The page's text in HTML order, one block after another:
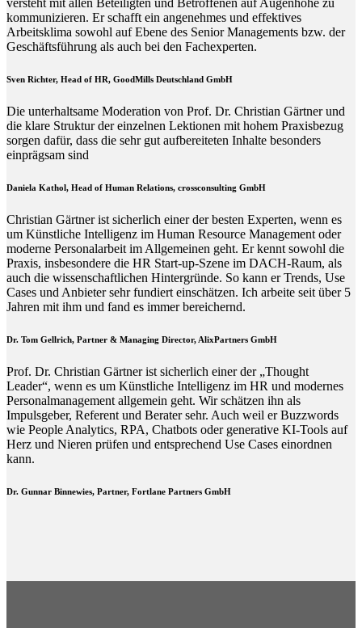
versteht mit allen Beteiligten und Betroffenen auf Augenhöhe zu
kommunizieren. Er schafft ein angenehmes und effektives
Arbeitsklima sowohl auf Ebene des Senior Managements bzw. der
Geschäftsführung als auch bei den Fachexperten.
Sven Richter, Head of HR, GoodMills Deutschland GmbH
Die unterhaltsame Moderation von Prof. Dr. Christian Gärtner und
die klare Struktur der einzelnen Lektionen mit hohem Praxisbezug
sorgen dafür, dass die sehr gut aufbereiteten Inhalte besonders
einprägsam sind
Daniela Kathol, Head of Human Relations, crossconsulting GmbH
Christian Gärtner ist sicherlich einer der besten Experten, wenn es
um Künstliche Intelligenz im Human Resource Management oder
moderne Personalarbeit im Allgemeinen geht. Er kennt sowohl die
Praxis, insbesondere die HR Start-up-Szene im DACH-Raum, als
auch die wissenschaftlichen Hintergründe. So kann er Trends, Use
Cases und Anbieter sehr fundiert einschätzen. Ich arbeite seit über 5
Jahren mit ihm und fand es immer bereichernd.
Dr. Tom Gellrich, Partner & Managing Director, AlixPartners GmbH
Prof. Dr. Christian Gärtner ist sicherlich einer der „Thought
Leader“, wenn es um Künstliche Intelligenz im HR und modernes
Personalmanagement allgemein geht. Wir schätzen ihn als
Impulsgeber, Referent und Berater sehr. Auch weil er Buzzwords
wie People Analytics, RPA, Chatbots oder generative KI-Tools auf
Herz und Nieren prüfen und entsprechend Use Cases einordnen
kann.
Dr. Gunnar Binnewies, Partner, Fortlane Partners GmbH